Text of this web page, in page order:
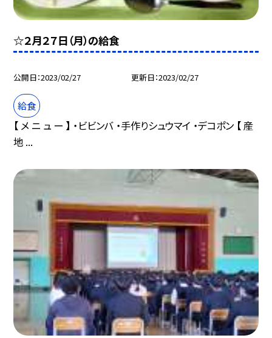
☆２月２７日（月）の給食
公開日 2023/02/27 更新日 2023/02/27
給食
【 メ ニ ュ ー 】 ・ビビンバ ・手作りシュウマイ ・デコポン 【 産
地 ...